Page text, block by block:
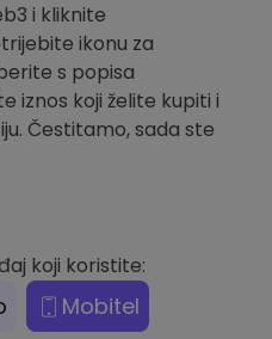
i kliknite
ikonu za
s popisa
iznos koji želite kupiti i
Čestitamo, sada ste
koji koristite:
Mobitel